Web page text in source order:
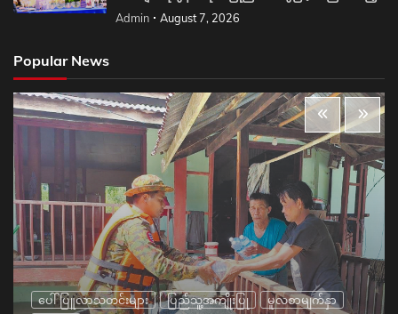
Admin August 7, 2026
Popular News
ပေါ်ပြူလာသတင်းများ ပြည်သူ့အကျိုးပြု
မူလစာမျက်နှာ